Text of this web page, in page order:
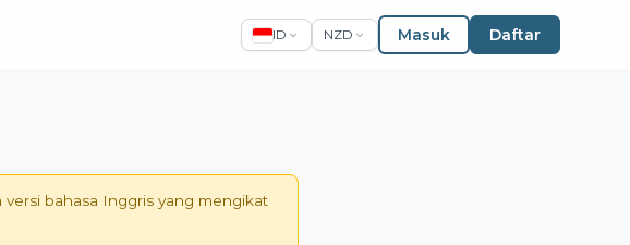
ID NZD Masuk Daftar
bahasa Inggris yang mengikat